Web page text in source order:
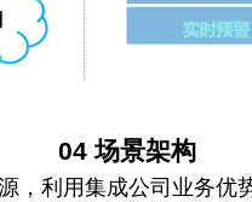
04场景架构
，利用集成公司业务